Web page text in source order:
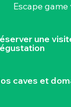
Escape
une
caves et